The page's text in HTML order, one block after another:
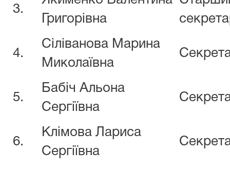
3.
Григорівна
4.
Сіліванова Марина
Миколаївна
5.
Бабіч Альона
Сергіївна
6.
Клімова Лариса
Сергіївна